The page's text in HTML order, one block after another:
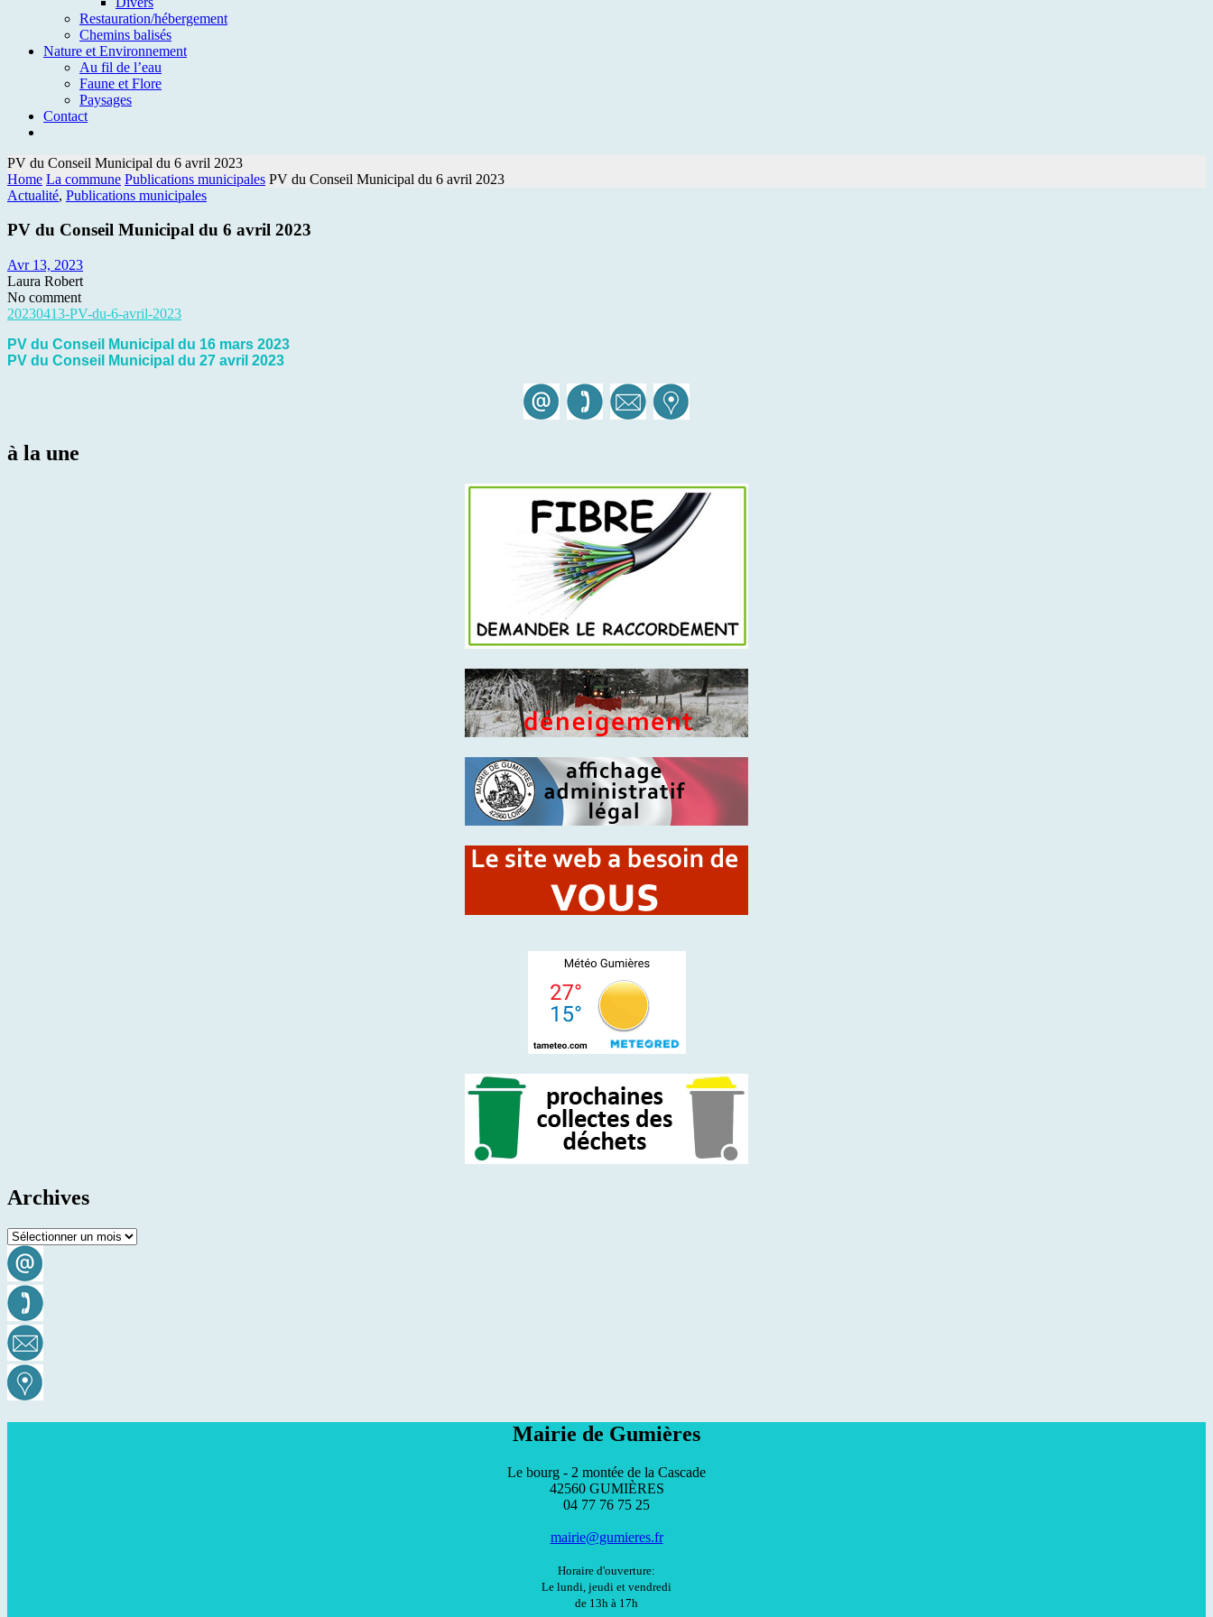
Restauration/hébergement
Chemins balisés
Nature et Environnement
Au fil de l’eau
Faune et Flore
Paysages
Contact
PV du Conseil Municipal du 6 avril 2023
Home La commune Publications municipales PV du Conseil Municipal du 6 avril 2023
Actualité, Publications municipales
PV du Conseil Municipal du 6 avril 2023
Avr 13, 2023
Laura Robert
No comment
20230413-PV-du-6-avril-2023
PV du Conseil Municipal du 16 mars 2023
PV du Conseil Municipal du 27 avril 2023
à la une
Archives
Archives
Mairie de Gumières
Le bourg - 2 montée de la Cascade
42560 GUMIÈRES
04 77 76 75 25
mairie@gumieres.fr
Horaire d'ouverture:
Le lundi, jeudi et vendredi
de 13h à 17h